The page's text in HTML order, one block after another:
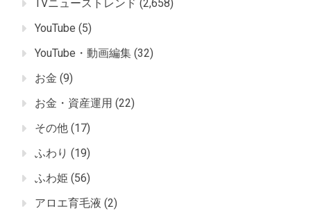
TVニューストレンド (2,658)
YouTube (5)
YouTube・動画編集 (32)
お金 (9)
お金・資産運用 (22)
その他 (17)
ふわり (19)
ふわ姫 (56)
アロエ育毛液 (2)